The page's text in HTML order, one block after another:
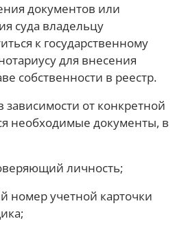
документов или
суда владельцу
к государственному
для внесения
собственности в реестр.
зависимости от конкретной
необходимые документы, в
личность;
номер учетной карточки